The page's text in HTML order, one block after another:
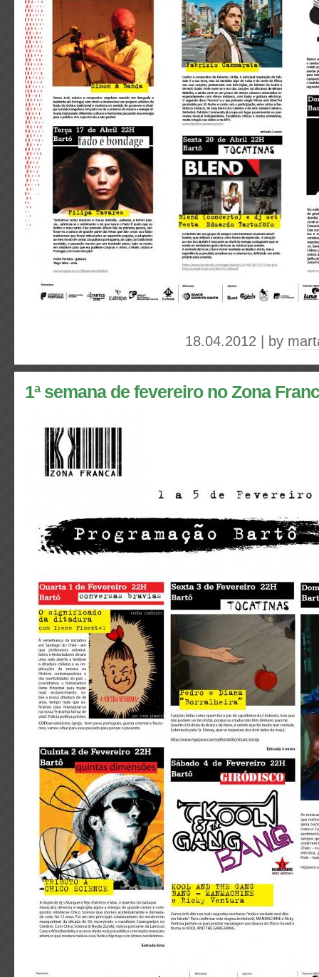
18.04.2012 | by
1ª semana de fevereiro no Zona